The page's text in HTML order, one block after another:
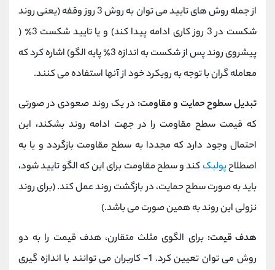
از جمله روش های تایید می توان به روش 3 روز وقفه (یعنی روند
شکست در 3 روز کاری ادامه پیدا کند) و یا تایید شکست 3٪ (
پیشروی روند پس از شکست به اندازه 3٪ پایه الگو) اشاره کرد که
معامله گران با توجه به رویکرد خود از آنها استفاده می کنند.
تبدیل سطوح حمایت و مقاومت: در یک روند صعودی در صورتی
که قیمت سطح مقاومت را در جهت ادامه روند بشکند، این
احتمال وجود دارد که مجددا به سطح مقاومت بازگردد و یا به
اصطلاحپولبک کند و سطح مقاومت برای این که الگو تایید شود،
باید به صورت سطح حمایت، در بازگشت روند عمل کند. (برای روند
نزولی این روند به همین صورت می باشد.)
هدف قیمت: برای الگوی مثلث متقارن، هدف قیمت را به دو
روش می توان تعیین کرد. 1- کاربران می توانند با اندازه گیری